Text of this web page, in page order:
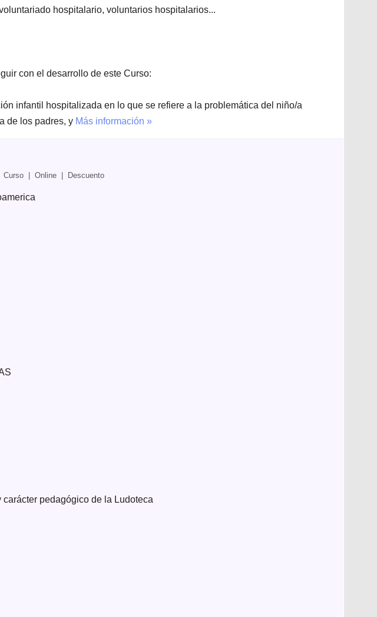
hospitalario, voluntarios hospitalarios...
con el desarrollo de este Curso:
infantil hospitalizada en lo que se refiere a la problemática del niño/a
de los padres, y Más información »
Curso | Online | Descuento
pedagógico de la Ludoteca